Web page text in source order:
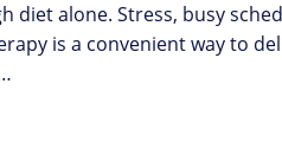
diet alone. Stress, busy
is a convenient way to